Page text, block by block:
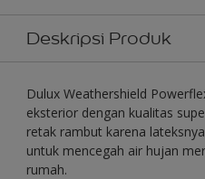
Deskripsi Produk
Dulux Weathershield
eksterior dengan kualitas
retak rambut karena
untuk mencegah air hujan
rumah.